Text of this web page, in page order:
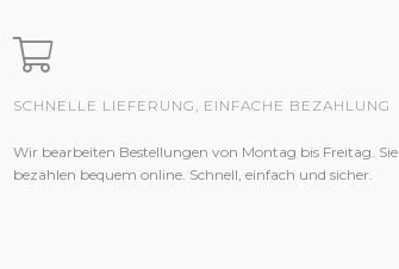
SCHNELLE LIEFERUNG, EINFACHE BEZAHLUNG
Wir bearbeiten Bestellungen von Montag bis Freitag. Sie
bezahlen bequem online. Schnell, einfach und sicher.